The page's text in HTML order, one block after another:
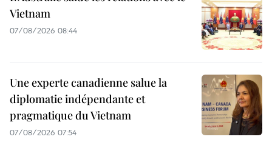
Vietnam
07/08/2026 08:44
Une experte canadienne salue la
diplomatie indépendante et
pragmatique du Vietnam
07/08/2026 07:54